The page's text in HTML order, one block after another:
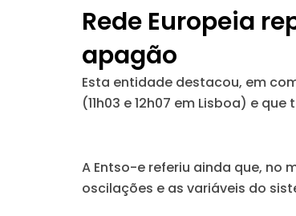
Rede Europeia
apagão
Esta entidade destacou, em
(11h03 e 12h07 em Lisboa) e
A Entso-e referiu ainda que, no
oscilações e as variáveis do